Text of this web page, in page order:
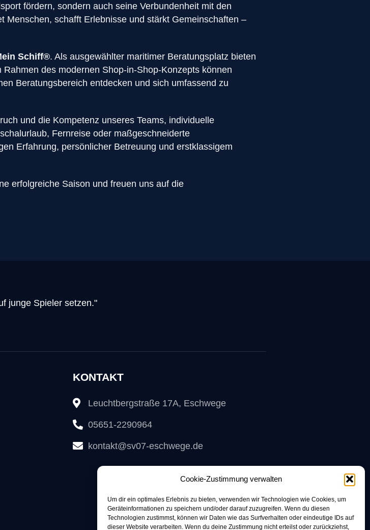
Cookie-Zustimmung verwalten
Um dir ein optimales Erlebnis zu bieten, verwenden wir Technologien wie Cookies, um
Geräteinformationen zu speichern und/oder darauf zuzugreifen. Wenn du diesen
Technologien zustimmst, können wir Daten wie das Surfverhalten oder eindeutige IDs auf
dieser Website verarbeiten. Wenn du deine Zustimmung nicht erteilst oder zurückziehst,
fördern, sondern auch seine Verbundenheit mit den
Menschen, schafft Erlebnisse und stärkt Gemeinschaften –
Schiff®. Als ausgewählter maritimer Beratungsplatz bieten
des modernen Shop-in-Shop-Konzepts können
Beratungsbereich entdecken und sich umfassend zu
und die Kompetenz unseres Teams, individuelle
Fernreise oder maßgeschneiderte
Erfahrung, persönlicher Betreuung und erstklassigem
erfolgreiche Saison und freuen uns auf die
junge Spieler setzen."
KONTAKT
Leuchtbergstraße 17A, Eschwege
05651-2290964
kontakt@sv07-eschwege.de